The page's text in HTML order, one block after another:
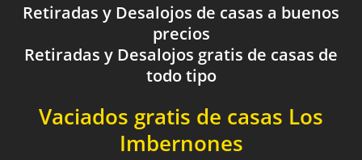
Retiradas y Desalojos de casas a buenos
precios
Retiradas y Desalojos gratis de casas de
todo tipo
Vaciados gratis de casas Los
Imbernones